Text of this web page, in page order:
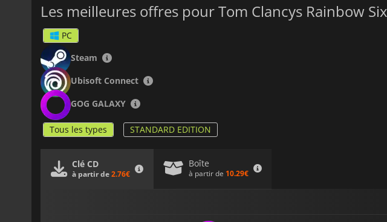
Les meilleures offres pour Tom Clancys Rainbow Six
PC
Steam
Ubisoft Connect
GOG GALAXY
Tous les types STANDARD EDITION
Clé CD
à partir de2.76€
Boîte
à partir de 10.29€